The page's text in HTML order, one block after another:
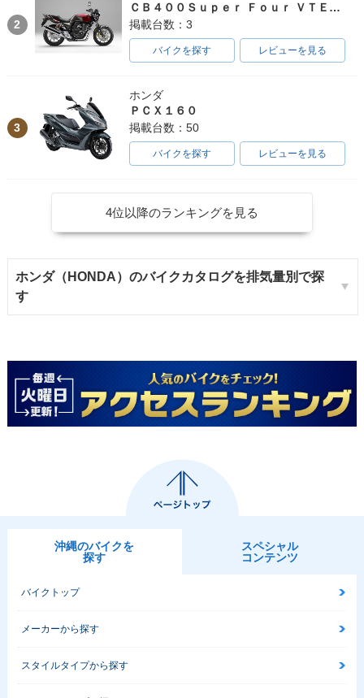
2
ＣＢ４００Ｓｕｐｅｒ Ｆｏｕｒ ＶＴＥＣ ＳＰＥＣ３
掲載台数：3
バイクを探す レビューを見る
3
ホンダ
ＰＣＸ１６０
掲載台数：50
バイクを探す レビューを見る
4位以降のランキングを見る
ホンダ（HONDA）のバイクカタログを排気量別で探
す
沖縄のバイクを
探す
スペシャル
コンテンツ
バイクトップ
メーカーから探す
スタイルタイプから探す